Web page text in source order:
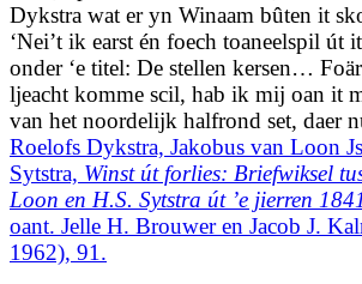
Dykstra wat er yn Winaam bûten it
‘Nei’t ik earst én foech toaneelspil út
onder ‘e titel: De stellen kersen…
ljeacht komme scil, hab ik mij oan it
van het noordelijk halfrond set, daer
Roelofs Dykstra, Jakobus van Loon
Sytstra, Winst út forlies: Briefwiksel
Loon en H.S. Sytstra út ’e jierren
oant. Jelle H. Brouwer en Jacob J.
1962), 91.